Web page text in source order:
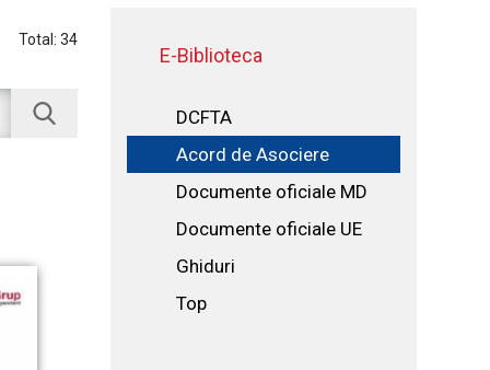
Total: 34
E-Biblioteca
DCFTA
Acord de Asociere
Documente oficiale MD
Documente oficiale UE
Ghiduri
Top